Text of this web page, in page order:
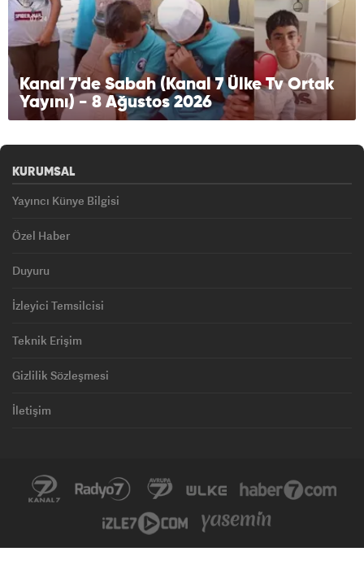
Kanal 7'de Sabah (Kanal 7 Ülke Tv Ortak
Yayını) - 8 Ağustos 2026
KURUMSAL
Yayıncı Künye Bilgisi
Özel Haber
Duyuru
İzleyici Temsilcisi
Teknik Erişim
Gizlilik Sözleşmesi
İletişim